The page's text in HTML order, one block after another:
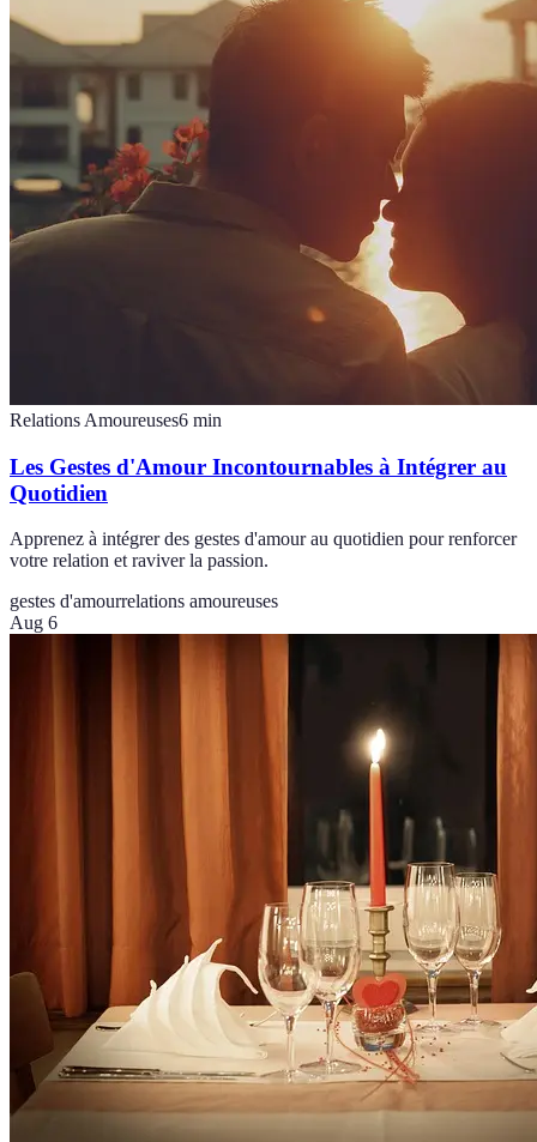
Relations Amoureuses6 min
Les Gestes d'Amour Incontournables à Intégrer au
Quotidien
Apprenez à intégrer des gestes d'amour au quotidien pour renforcer
votre relation et raviver la passion.
gestes d'amourrelations amoureuses
Aug 6